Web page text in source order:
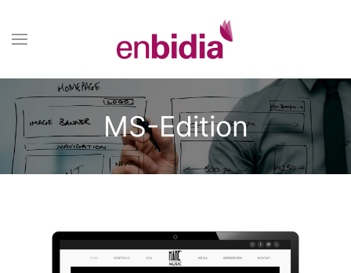
MS-Edition